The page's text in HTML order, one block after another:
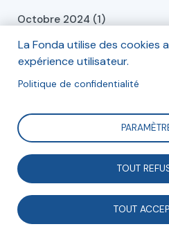
Octobre 2024 (1)
Septembre 2024 (2)
Mai 2024 (2)
Avril 2024 (3)
Mars 2024 (1)
Février 2024 (1)
La Fonda utilise des cookies
expérience utilisateur.
Politique de confidentialité
TOUT
TOUT